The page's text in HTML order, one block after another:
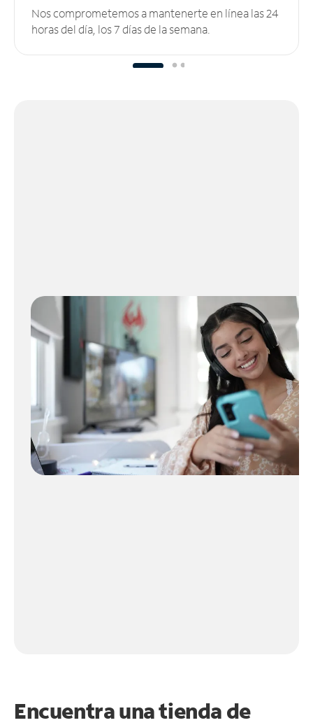
Nos comprometemos a mantenerte en línea las 24
horas del día, los 7 días de la semana.
Encuentra una tienda de